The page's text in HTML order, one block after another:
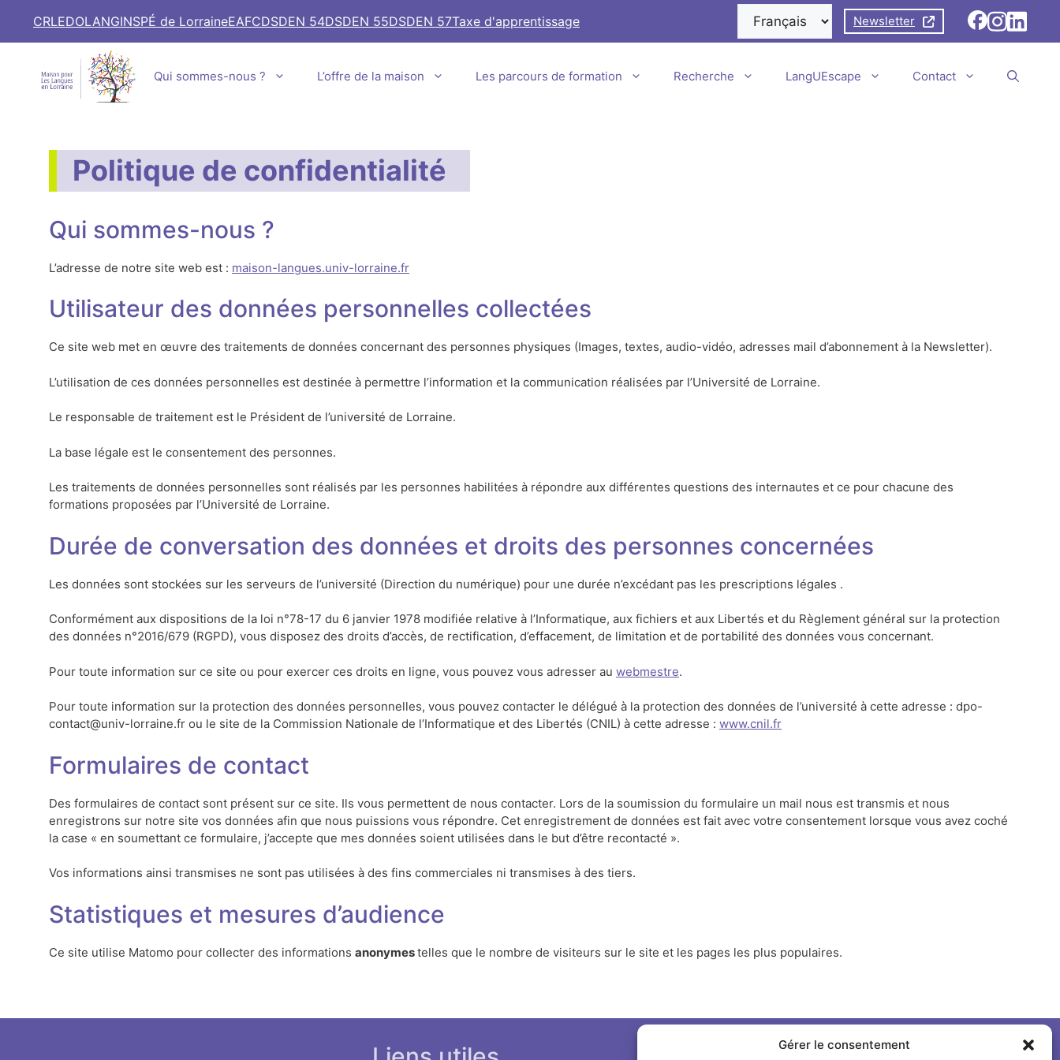
Gérer le consentement
contenu
CRLEDOLANGINSPÉ de LorraineEAFCDSDEN 54DSDEN 55DSDEN 57Taxe d'apprentissage Newsletter
Qui sommes-nous ? L’offre de la maison Les parcours de formation Recherche LangUEscape Contact
Politique de confidentialité
Qui sommes-nous ?
L’adresse de notre site web est : maison-langues.univ-lorraine.fr
Utilisateur des données personnelles collectées
Ce site web met en œuvre des traitements de données concernant des personnes physiques (Images, textes, audio-vidéo, adresses mail d’abonnement à la Newsletter).
L’utilisation de ces données personnelles est destinée à permettre l’information et la communication réalisées par l’Université de Lorraine.
Le responsable de traitement est le Président de l’université de Lorraine.
La base légale est le consentement des personnes.
Les traitements de données personnelles sont réalisés par les personnes habilitées à répondre aux différentes questions des internautes et ce pour chacune des
formations proposées par l’Université de Lorraine.
Durée de conversation des données et droits des personnes concernées
Les données sont stockées sur les serveurs de l’université (Direction du numérique) pour une durée n’excédant pas les prescriptions légales .
Conformément aux dispositions de la loi n°78-17 du 6 janvier 1978 modifiée relative à l’Informatique, aux fichiers et aux Libertés et du Règlement général sur la protection
des données n°2016/679 (RGPD), vous disposez des droits d’accès, de rectification, d’effacement, de limitation et de portabilité des données vous concernant.
Pour toute information sur ce site ou pour exercer ces droits en ligne, vous pouvez vous adresser au webmestre.
Pour toute information sur la protection des données personnelles, vous pouvez contacter le délégué à la protection des données de l’université à cette adresse : dpo-
contact@univ-lorraine.fr ou le site de la Commission Nationale de l’Informatique et des Libertés (CNIL) à cette adresse : www.cnil.fr
Formulaires de contact
Des formulaires de contact sont présent sur ce site. Ils vous permettent de nous contacter. Lors de la soumission du formulaire un mail nous est transmis et nous
enregistrons sur notre site vos données afin que nous puissions vous répondre. Cet enregistrement de données est fait avec votre consentement lorsque vous avez coché
la case « en soumettant ce formulaire, j’accepte que mes données soient utilisées dans le but d’être recontacté ».
Vos informations ainsi transmises ne sont pas utilisées à des fins commerciales ni transmises à des tiers.
Statistiques et mesures d’audience
Ce site utilise Matomo pour collecter des informations anonymestelles que le nombre de visiteurs sur le site et les pages les plus populaires.